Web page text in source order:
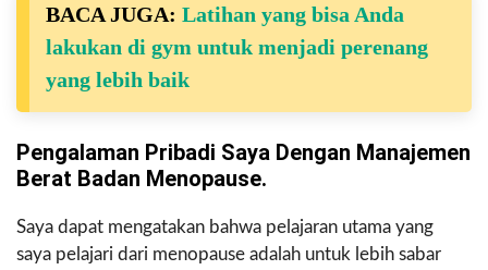
BACA JUGA: Latihan yang bisa Anda
lakukan di gym untuk menjadi perenang
yang lebih baik
Pengalaman Pribadi Saya Dengan Manajemen
Berat Badan Menopause.
Saya dapat mengatakan bahwa pelajaran utama yang
saya pelajari dari menopause adalah untuk lebih sabar